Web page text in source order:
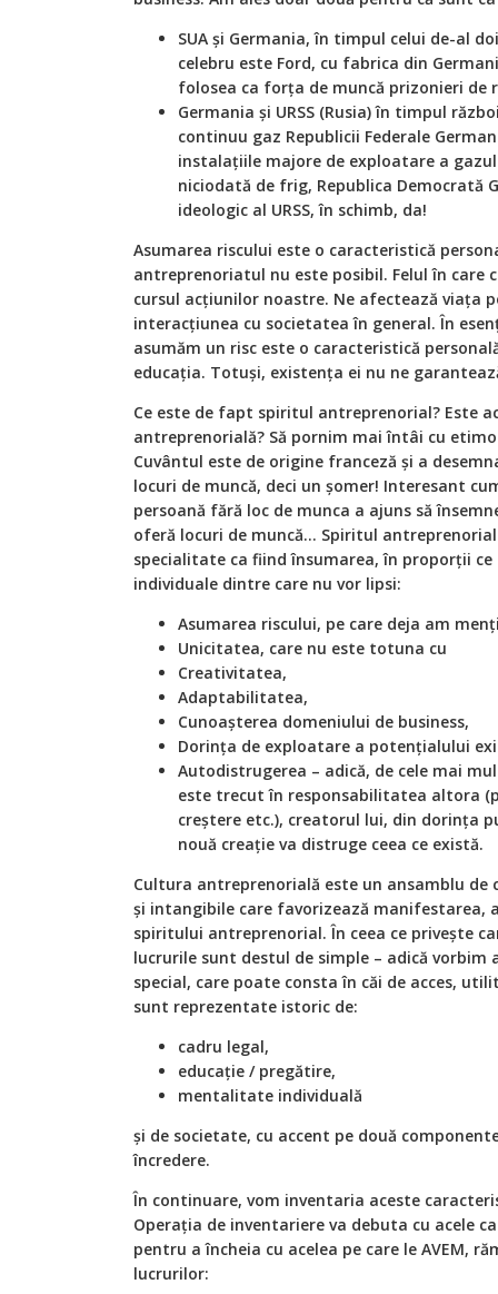
SUA și Germania, în timpul celui de-al
celebru este Ford, cu fabrica din
folosea ca forța de muncă prizonieri de
Germania și URSS (Rusia) în timpul
continuu gaz Republicii Federale
instalațiile majore de exploatare a
niciodată de frig, Republica Democrată
ideologic al URSS, în schimb, da!
Asumarea riscului este o caracteristică
antreprenoriatul nu este posibil. Felul în care
cursul acțiunilor noastre. Ne afectează viața
interacțiunea cu societatea în general. În
asumăm un risc este o caracteristică
educația. Totuși, existența ei nu ne
Ce este de fapt spiritul antreprenorial? Este
antreprenorială? Să pornim mai întâi cu
Cuvântul este de origine franceză și a
locuri de muncă, deci un șomer! Interesant
persoană fără loc de munca a ajuns să
oferă locuri de muncă… Spiritul
specialitate ca fiind însumarea, în proporții
individuale dintre care nu vor lipsi:
Asumarea riscului, pe care deja am
Unicitatea, care nu este totuna cu
Creativitatea,
Adaptabilitatea,
Cunoașterea domeniului de business,
Dorința de exploatare a potențialului
Autodistrugerea – adică, de cele mai
este trecut în responsabilitatea altora
creștere etc.), creatorul lui, din dorința
nouă creație va distruge ceea ce există.
Cultura antreprenorială este un ansamblu
și intangibile care favorizează manifestarea,
spiritului antreprenorial. În ceea ce privește
lucrurile sunt destul de simple – adică
special, care poate consta în căi de acces,
sunt reprezentate istoric de:
cadru legal,
educație / pregătire,
mentalitate individuală
și de societate, cu accent pe două
încredere.
În continuare, vom inventaria aceste
Operația de inventariere va debuta cu acele
pentru a încheia cu acelea pe care le AVEM,
lucrurilor: